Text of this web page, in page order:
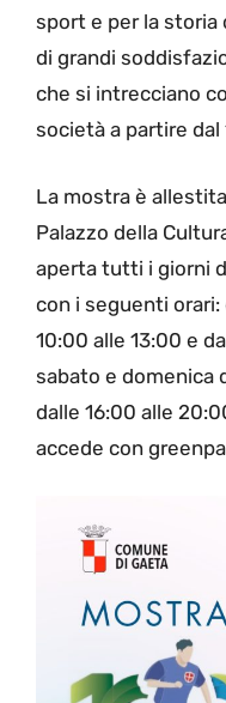
sport e per la storia
di grandi
che si intrecciano
società a partire dal
La mostra è
Palazzo della
aperta tutti i giorni
con i seguenti orari:
10:00 alle 13:00 e
sabato e domenica
dalle 16:00 alle
accede con